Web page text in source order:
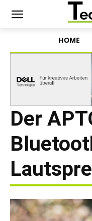
HOME
Der